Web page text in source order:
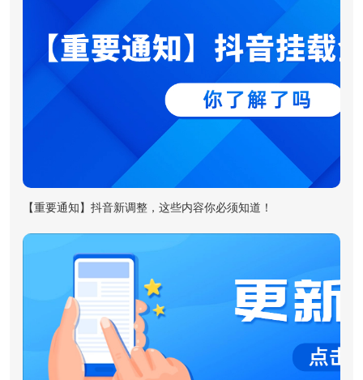
【重要通知】抖音新调整，这些内容你必须知道！